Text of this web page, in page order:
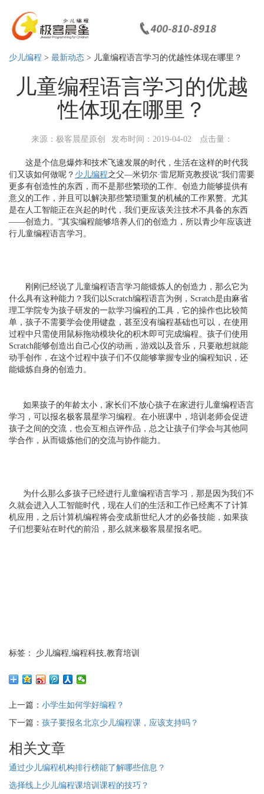
少儿编程 > 最新动态 > 儿童编程语言学习的优越性体现在哪里？
儿童编程语言学习的优越
性体现在哪里？
来源：极客晨星原创 发布时间：2019-04-02 点击量：
这是个信息爆炸和技术飞速发展的时代，生活在这样的时代我
们又该如何做呢？ 少儿编程之父—米切尔·雷尼斯克教授说“我们需要
更多有创造性的东西，而不是那些繁琐的工作。创造力能够提供有
意义的工作，并且可以解决那些繁琐重复的机械的工作累赘。尤其
是在人工智能正在兴起的时代，我们更应该关注技术不具备的东西
——创造力。”其实编程能够培养人们的创造力，所以青少年应该进
行儿童编程语言学习。
刚刚已经说了儿童编程语言学习能锻炼人的创造力，那么它为
什么具有这种能力？我们以Scratch编程语言为例，Scratch是由麻省
理工学院专为孩子研发的一款学习编程的工具，它的操作也比较简
单，孩子不需要学会使用键盘，甚至没有编程基础也可以，在使用
过程中只需使用鼠标拖动模块化的积木即可完成编程。孩子们使用
Scratch能够创造出自己心仪的动画，游戏以及音乐，只要敢想就能
动手创作，在这个过程中孩子们不仅能够掌握专业的编程知识，还
能锻炼自身的创造力。
如果孩子的年龄太小，家长们不放心孩子在家进行儿童编程语言
学习，可以报名极客晨星学习编程。在小班课中，培训老师会促进
孩子之间的交流，也会互相点评作品，总之让孩子们学会与其他同
学合作，从而锻炼他们的交流与协作能力。
为什么那么多孩子已经进行儿童编程语言学习，那是因为我们不
久就会进入人工智能时代，现在人们的生活和工作已经离不了计算
机应用，之后计算机编程将会变成新世纪人才的必备技能，如果孩
子们想要站在时代的前沿，那么就来极客晨星报名吧。
标签： 少儿编程,编程科技,教育培训
上一篇： 小学生如何学好编程？
下一篇： 孩子要报名北京少儿编程课，应该支持吗？
相关文章
通过少儿编程机构排行榜能了解哪些信息？
选择线上少儿编程课培训课程的技巧？